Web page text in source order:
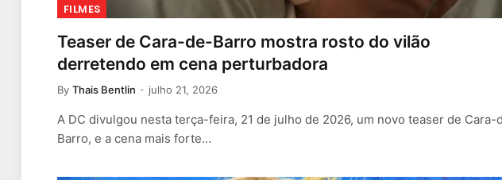
FILMES
Teaser de Cara-de-Barro mostra rosto do vilão
derretendo em cena perturbadora
By Thais Bentlin julho 21, 2026
A DC divulgou nesta terça-feira, 21 de julho de 2026, um novo teaser de Cara-
Barro, e a cena mais forte…